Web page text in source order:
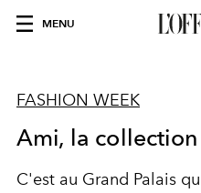
MENU
FASHION WEEK
Ami, la
C'est au Grand Palais